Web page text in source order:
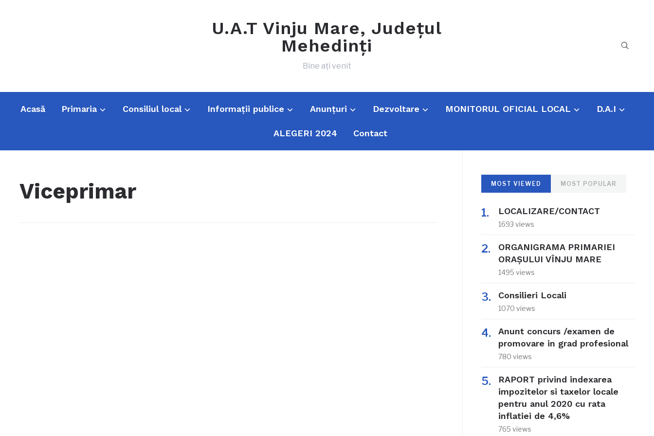
U.A.T Vinju Mare, Județul
Mehedinți
Bine ați venit
Acasă Primaria Consiliul local Informații publice Anunțuri Dezvoltare MONITORUL OFICIAL LOCAL D.A.I
ALEGERI 2024 Contact
Viceprimar MOST VIEWED MOST POPULAR
LOCALIZARE/CONTACT
1693 views
ORGANIGRAMA PRIMARIEI
ORAŞULUI VÎNJU MARE
1495 views
Consilieri Locali
1070 views
Anunt concurs /examen de
promovare in grad profesional
780 views
RAPORT privind indexarea
impozitelor si taxelor locale
pentru anul 2020 cu rata
inflatiei de 4,6%
765 views